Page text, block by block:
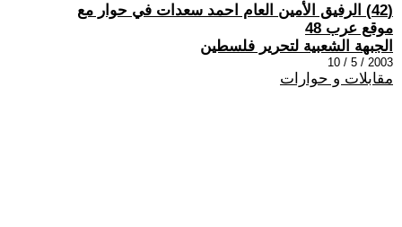
(42) الرفيق الأمين العام احمد سعدات في حوار مع
موقع عرب 48
الجبهة الشعبية لتحرير فلسطين
2003 / 5 / 10
مقابلات و حوارات